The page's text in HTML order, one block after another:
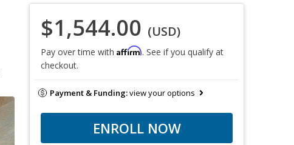
$1,544.00 (USD)
Pay over time with Affirm. See if you qualify at
checkout.
Payment & Funding:view your options
ENROLL NOW